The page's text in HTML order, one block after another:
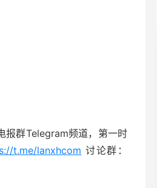
报群Telegram频道，第一时
t.me/lanxhcom 讨论群：